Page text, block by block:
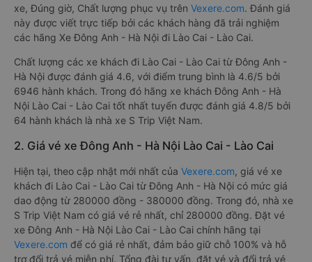
xe, Đúng giờ, Chất lượng phục vụ trên Vexere.com. Đánh giá
này được viết trực tiếp bởi các khách hàng đã trải nghiệm
các hãng Xe Đông Anh - Hà Nội đi Lào Cai - Lào Cai.
Chất lượng các xe khách đi Lào Cai - Lào Cai từ Đông Anh -
Hà Nội được đánh giá 4.6, với điểm trung bình là 4.6/5 bởi
6946 hành khách. Trong đó hãng xe khách Đông Anh - Hà
Nội Lào Cai - Lào Cai tốt nhất tuyến được đánh giá 4.8/5 bởi
64 hành khách là nhà xe S Trip Việt Nam.
2. Giá vé xe Đông Anh - Hà Nội Lào Cai - Lào Cai
Hiện tại, theo cập nhật mới nhất của Vexere.com, giá vé xe
khách đi Lào Cai - Lào Cai từ Đông Anh - Hà Nội có mức giá
dao động từ 280000 đồng - 380000 đồng. Trong đó, nhà xe
S Trip Việt Nam có giá vé rẻ nhất, chỉ 280000 đồng. Đặt vé
xe Đông Anh - Hà Nội Lào Cai - Lào Cai chính hãng tại
Vexere.com để có giá rẻ nhất, đảm bảo giữ chỗ 100% và hỗ
trợ đổi trả vé miễn phí. Tổng đài tư vấn, đặt vé và đổi trả vé